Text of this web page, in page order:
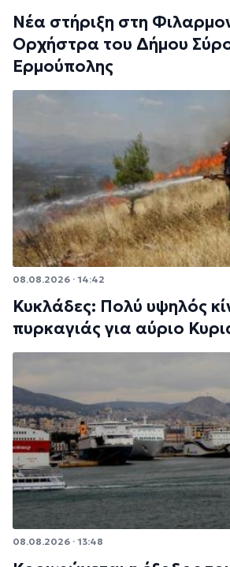
Νέα στήριξη στη
Ορχήστρα του Δήμου
Ερμούπολης
08.08.2026 · 14:42
Κυκλάδες: Πολύ υψηλός
πυρκαγιάς για αύριο
08.08.2026 · 13:48